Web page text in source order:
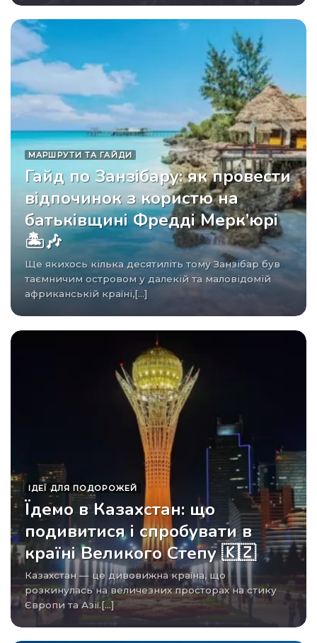
МАРШРУТИ ТА ГАЙДИ
Гайд по Занзібару: як провести
відпочинок з користю на
батьківщині Фредді Мерк’юрі
🏝️🎶
Ще якихось кілька десятиліть тому Занзібар був
таємничим островом у далекій та маловідомій
африканській країні,[...]
ІДЕЇ ​​ДЛЯ ПОДОРОЖЕЙ
Їдемо в Казахстан: що
подивитися і спробувати в
країні Великого Степу 🇰🇿
Казахстан — це дивовижна країна, що
розкинулась на величезних просторах на стику
Європи та Азії.[...]